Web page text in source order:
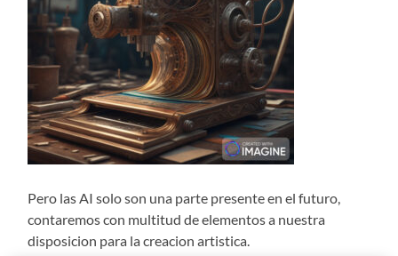
Pero las AI solo son una parte presente en el futuro,
contaremos con multitud de elementos a nuestra
disposicion para la creacion artistica.